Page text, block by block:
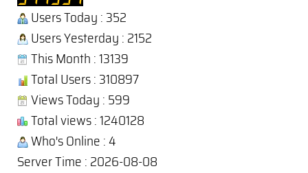
Users Today : 352
Users Yesterday : 2152
This Month : 13139
Total Users : 310897
Views Today : 599
Total views : 1240128
Who's Online : 4
Server Time : 2026-08-08